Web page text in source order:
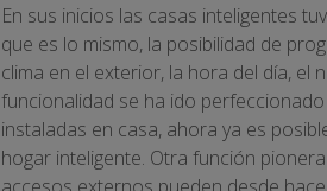
En sus inicios las casas inteligentes
que es lo mismo, la posibilidad de
clima en el exterior, la hora del día,
funcionalidad se ha ido
instaladas en casa, ahora ya es
hogar inteligente. Otra función